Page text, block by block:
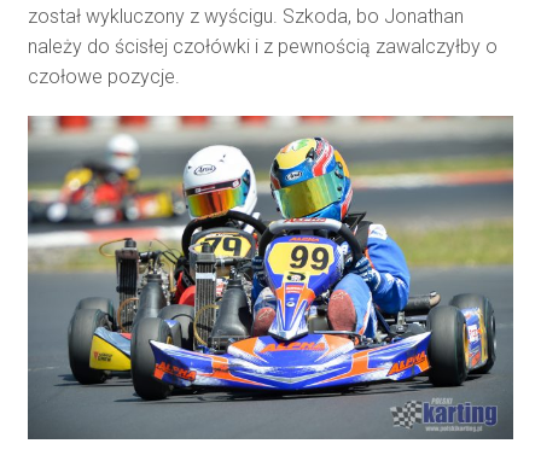
został wykluczony z wyścigu. Szkoda, bo Jonathan
należy do ścisłej czołówki i z pewnością zawalczyłby o
czołowe pozycje.